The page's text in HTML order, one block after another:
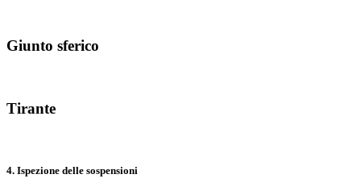
Giunto sferico
Tirante
4. Ispezione delle sospensioni